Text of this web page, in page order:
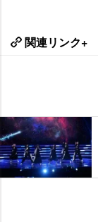
関連リンク+